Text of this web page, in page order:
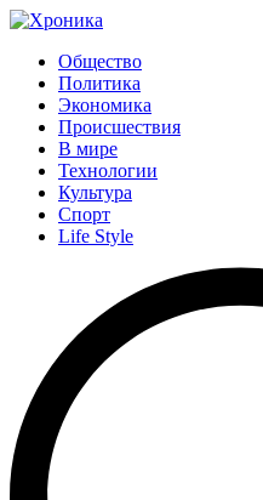
Общество
Политика
Экономика
Происшествия
В мире
Технологии
Культура
Спорт
Life Style